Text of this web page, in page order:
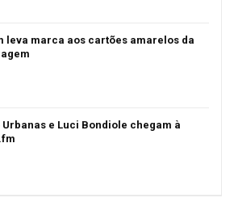
leva marca aos cartões amarelos da
Urbanas e Luci Bondiole chegam à